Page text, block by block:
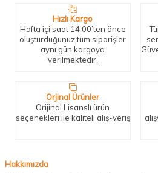
Hızlı Kargo
Hafta içi saat 14:00’ten önce
oluşturduğunuz tüm siparişler
aynı gün kargoya
verilmektedir.
Orjinal Ürünler
Orijinal Lisanslı ürün
seçenekleri ile kaliteli alış-veriş
Hakkımızda